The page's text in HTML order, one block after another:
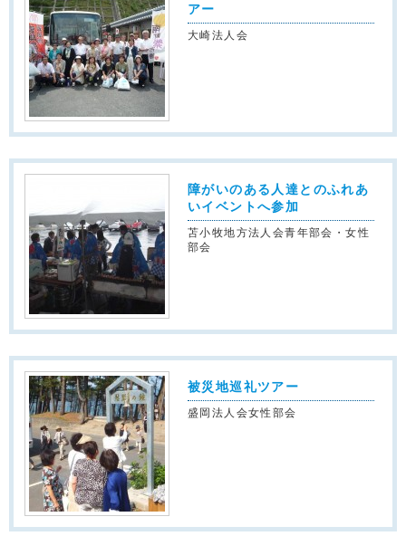
アー
大崎法人会
障がいのある人達とのふれあ
いイベントへ参加
苫小牧地方法人会青年部会・女性
部会
被災地巡礼ツアー
盛岡法人会女性部会